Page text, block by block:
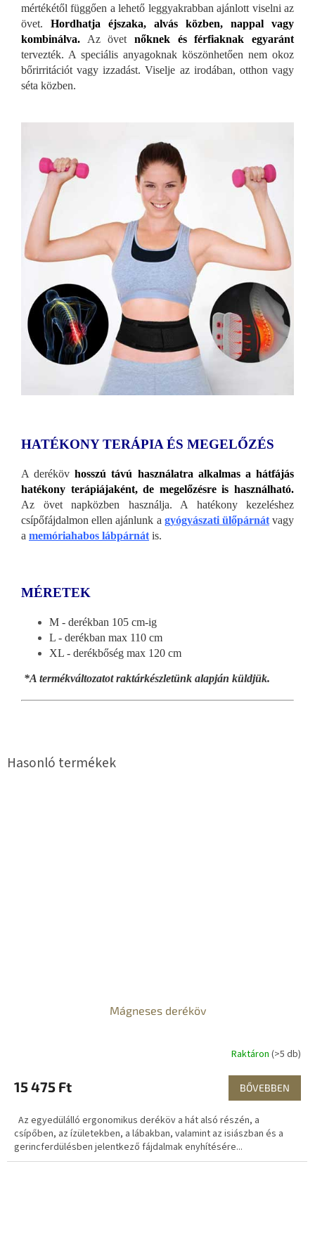
mértékétől függően a lehető leggyakrabban ajánlott viselni az
övet.
Hordhatja éjszaka, alvás közben, nappal vagy
kombinálva.
Az övetnőknek és férfiaknak egyaránt
tervezték. A speciális anyagoknak köszönhetően nem okoz
bőrirritációt vagy izzadást. Viselje az irodában, otthon vagy
séta közben.
HATÉKONY TERÁPIA ÉS MEGELŐZÉS
A derékövhosszú távú használatra alkalmas a hátfájás
hatékony terápiájaként, de megelőzésre is használható.
Az övet napközben használja. A hatékony kezeléshez
csípőfájdalmon ellen ajánlunk a gyógyászati ülőpárnátvagy
a memóriahabos lábpárnát is.
MÉRETEK
M - derékban 105 cm-ig
L - derékban max 110 cm
XL - derékbőség max 120 cm
*A termékváltozatot raktárkészletünk alapján küldjük.
Mágneses deréköv
Raktáron (>5 db)
15 475 Ft BŐVEBBEN
Az egyedülálló ergonomikus deréköv a hát alsó részén, a
csípőben, az ízületekben, a lábakban, valamint az isiászban és a
gerincferdülésben jelentkező fájdalmak enyhítésére...